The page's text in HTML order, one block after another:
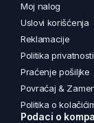
Moj nalog
Uslovi korišćenja
Reklamacije
Politika privatnosti
Praćenje pošiljke
Povraćaj &
Politika o
Podaci o